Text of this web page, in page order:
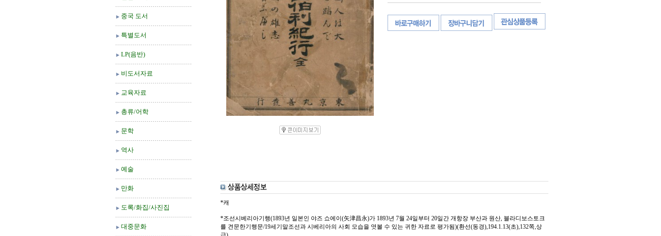
중국 도서
특별도서
LP(음반)
비도서자료
교육자료
총류/어학
문학
역사
예술
만화
도록/화집/사진집
대중문화
*캐
*조선시베리아기행(1893년 일본인 야즈 쇼에이(矢津昌永)가 1893년 7월 24일부터 20일간 개항장 부산과 원산, 블라디보스토크
를 견문한기행문/19세기말조선과 시베리아의 사회 모습을 엿볼 수 있는 귀한 자료로 평가됨)(환선(동경),194.1.13(초),132쪽,상